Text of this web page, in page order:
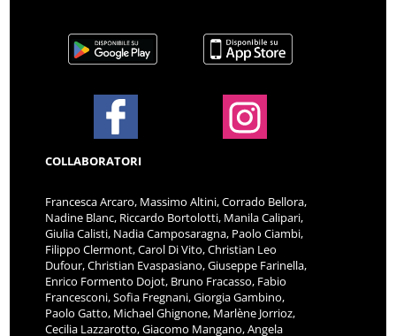
COLLABORATORI
Francesca Arcaro, Massimo Altini, Corrado Bellora,
Nadine Blanc, Riccardo Bortolotti, Manila Calipari,
Giulia Calisti, Nadia Camposaragna, Paolo Ciambi,
Filippo Clermont, Carol Di Vito, Christian Leo
Dufour, Christian Evaspasiano, Giuseppe Farinella,
Enrico Formento Dojot, Bruno Fracasso, Fabio
Francesconi, Sofia Fregnani, Giorgia Gambino,
Paolo Gatto, Michael Ghignone, Marlène Jorrioz,
Cecilia Lazzarotto, Giacomo Mangano, Angela